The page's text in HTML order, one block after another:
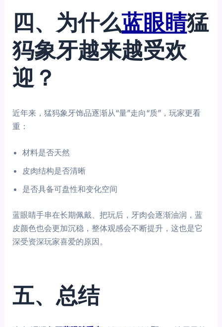
四、为什么蓝眼睛猛
犸象牙越来越受欢
迎？
近年来，猛犸象牙饰品逐渐从“量”走向“质”，玩家更看
重：
材料是否天然
皮肉结构是否清晰
是否具备可盘性和变化空间
蓝眼睛手串在长期佩戴、把玩后，牙肉会逐渐油润，蓝
皮颜色也会更加沉稳，整体观感会不断提升，这也是它
深受资深玩家喜爱的原因。
五、总结